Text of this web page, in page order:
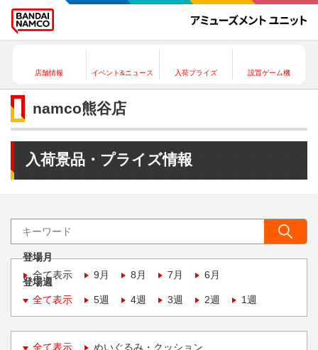
店舗情報 イベント&ニュース 入荷プライズ 設置ゲーム機
namco熊谷店
入荷景品・プライズ情報
登場月
全て表示
9月 8月 7月 6月
登場週
全て表示
5週 4週 3週 2週 1週
全て表示 ぬいぐるみ・クッション